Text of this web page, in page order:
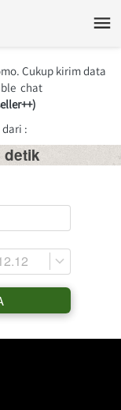
Cukup kirim data
chat
:
detik